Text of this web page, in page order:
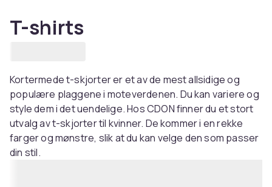
T-shirts
Kortermede t-skjorter er et av de mest allsidige og
populære plaggene i moteverdenen. Du kan variere og
style dem i det uendelige. Hos CDON finner du et stort
utvalg av t-skjorter til kvinner. De kommer i en rekke
farger og mønstre, slik at du kan velge den som passer
din stil.